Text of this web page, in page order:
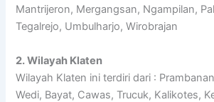
Mantrijeron, Mergangsan, Ngampilan,
Tegalrejo, Umbulharjo, Wirobrajan
2. Wilayah Klaten
Wilayah Klaten ini terdiri dari :
Wedi, Bayat, Cawas, Trucuk, Kalikotes,